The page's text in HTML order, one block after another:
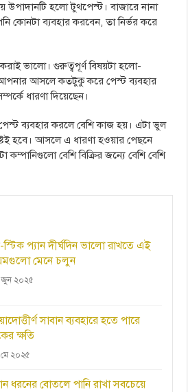
উপাদানটি হলো টুথপেস্ট। বাজারে নানা
কোনটা ব্যবহার করবেন, তা নির্ভর করে
ভালো। গুরুত্বপূর্ণ বিষয়টা হলো-
আপনার আসলে কতটুকু করে পেস্ট ব্যবহার
ধারণা দিয়েছেন।
ব্যবহার করলে বেশি কাজ হয়। এটা ভুল
হবে। আসলে এ ধারণা হওয়ার পেছনে
বেশি বিক্রির জন্যে বেশি বেশি
স্টিক প্যান দীর্ঘদিন ভালো রাখতে এই
মেনে চলুন
জুন ২০২৫
সাবান ব্যবহারে হতে পারে
ক্ষতি
২০২৫
ধরনের বোতলে পানি রাখা সবচেয়ে